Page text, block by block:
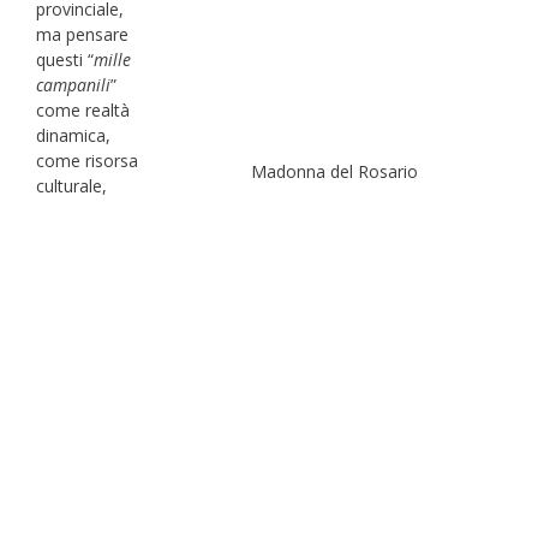
Madonna del Rosario
provinciale,
ma pensare
questi “mille
campanili”
come realtà
dinamica,
come risorsa
culturale,